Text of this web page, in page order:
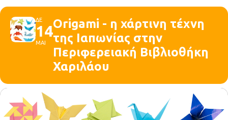
ΔΕ
14
ΜΑΙ
Origami - η χάρτινη τέχνη
της Ιαπωνίας στην
Περιφερειακή Βιβλιοθήκη
Χαριλάου